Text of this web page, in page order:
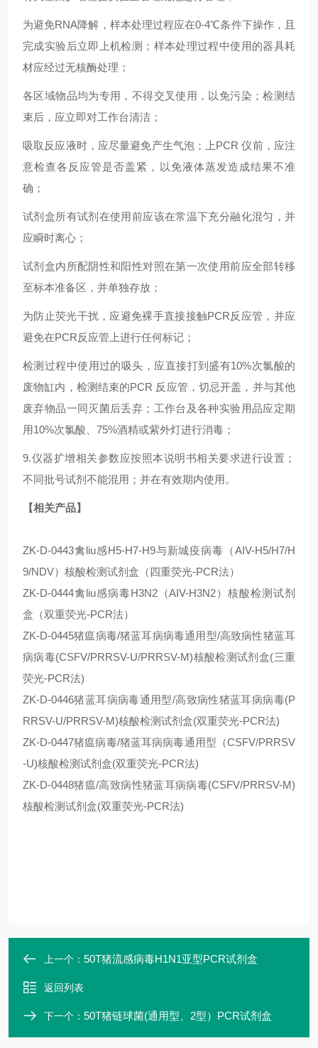
为避免RNA降解，样本处理过程应在0-4℃条件下操作，且
完成实验后立即上机检测；样本处理过程中使用的器具耗
材应经过无核酶处理；
各区域物品均为专用，不得交叉使用，以免污染；检测结
束后，应立即对工作台清洁；
吸取反应液时，应尽量避免产生气泡；上PCR 仪前，应注
意检查各反应管是否盖紧，以免液体蒸发造成结果不准
确；
试剂盒所有试剂在使用前应该在常温下充分融化混匀，并
应瞬时离心；
试剂盒内所配阴性和阳性对照在第一次使用前应全部转移
至标本准备区，并单独存放；
为防止荧光干扰，应避免裸手直接接触PCR反应管，并应
避免在PCR反应管上进行任何标记；
检测过程中使用过的吸头，应直接打到盛有10%次氯酸的
废物缸内，检测结束的PCR 反应管，切忌开盖，并与其他
废弃物品一同灭菌后丢弃；工作台及各种实验用品应定期
用10%次氯酸、75%酒精或紫外灯进行消毒；
9.仪器扩增相关参数应按照本说明书相关要求进行设置；
不同批号试剂不能混用；并在有效期内使用。
【相关产品】
ZK-D-0443禽liu感H5-H7-H9与新城疫病毒（AIV-H5/H7/H
9/NDV）核酸检测试剂盒（四重荧光-PCR法）
ZK-D-0444禽liu感病毒H3N2（AIV-H3N2）核酸检测试剂
盒（双重荧光-PCR法）
ZK-D-0445猪瘟病毒/猪蓝耳病病毒通用型/高致病性猪蓝耳
病病毒(CSFV/PRRSV-U/PRRSV-M)核酸检测试剂盒(三重
荧光-PCR法)
ZK-D-0446猪蓝耳病病毒通用型/高致病性猪蓝耳病病毒(P
RRSV-U/PRRSV-M)核酸检测试剂盒(双重荧光-PCR法)
ZK-D-0447猪瘟病毒/猪蓝耳病病毒通用型（CSFV/PRRSV
-U)核酸检测试剂盒(双重荧光-PCR法)
ZK-D-0448猪瘟/高致病性猪蓝耳病病毒(CSFV/PRRSV-M)
核酸检测试剂盒(双重荧光-PCR法)
上一个： 50T猪流感病毒H1N1亚型PCR试剂盒
返回列表
下一个： 50T猪链球菌(通用型、2型）PCR试剂盒